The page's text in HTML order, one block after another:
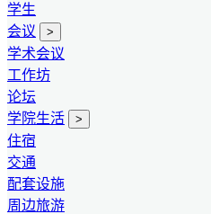
学生
会议
>
学术会议
工作坊
论坛
学院生活
>
住宿
交通
配套设施
周边旅游